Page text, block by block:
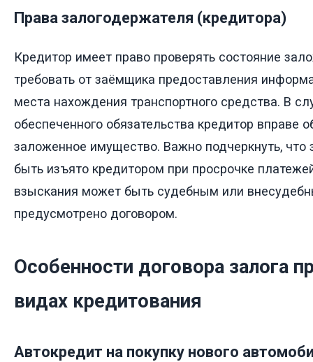
Права залогодержателя (кредитора)
Кредитор имеет право проверять состояние
требовать от заёмщика предоставления
места нахождения транспортного средства. В
обеспеченного обязательства кредитор вправе
заложенное имущество. Важно подчеркнуть, что
быть изъято кредитором при просрочке
взыскания может быть судебным или
предусмотрено договором.
Особенности договора залога
видах кредитования
Автокредит на покупку нового